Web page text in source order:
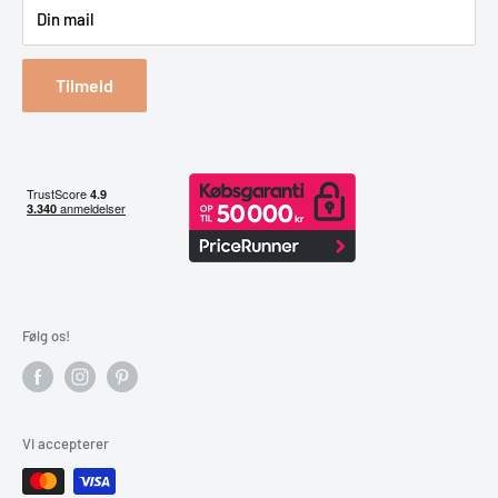
Reklamation & retur
Bestil returlabel
Din mail
Tilmeld
Følg os!
Vi accepterer